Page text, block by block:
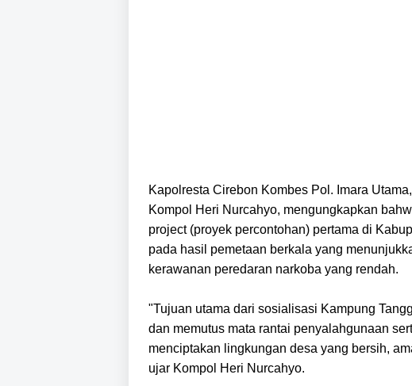
Kapolresta Cirebon Kombes Pol. Imara
Kompol Heri Nurcahyo, mengungkapkan
project (proyek percontohan) pertama di
pada hasil pemetaan berkala yang
kerawanan peredaran narkoba yang rendah.
"Tujuan utama dari sosialisasi Kampung
dan memutus mata rantai penyalahgunaan
menciptakan lingkungan desa yang bersih,
ujar Kompol Heri Nurcahyo.